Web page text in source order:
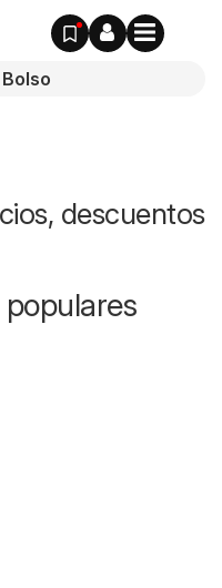
descuentos